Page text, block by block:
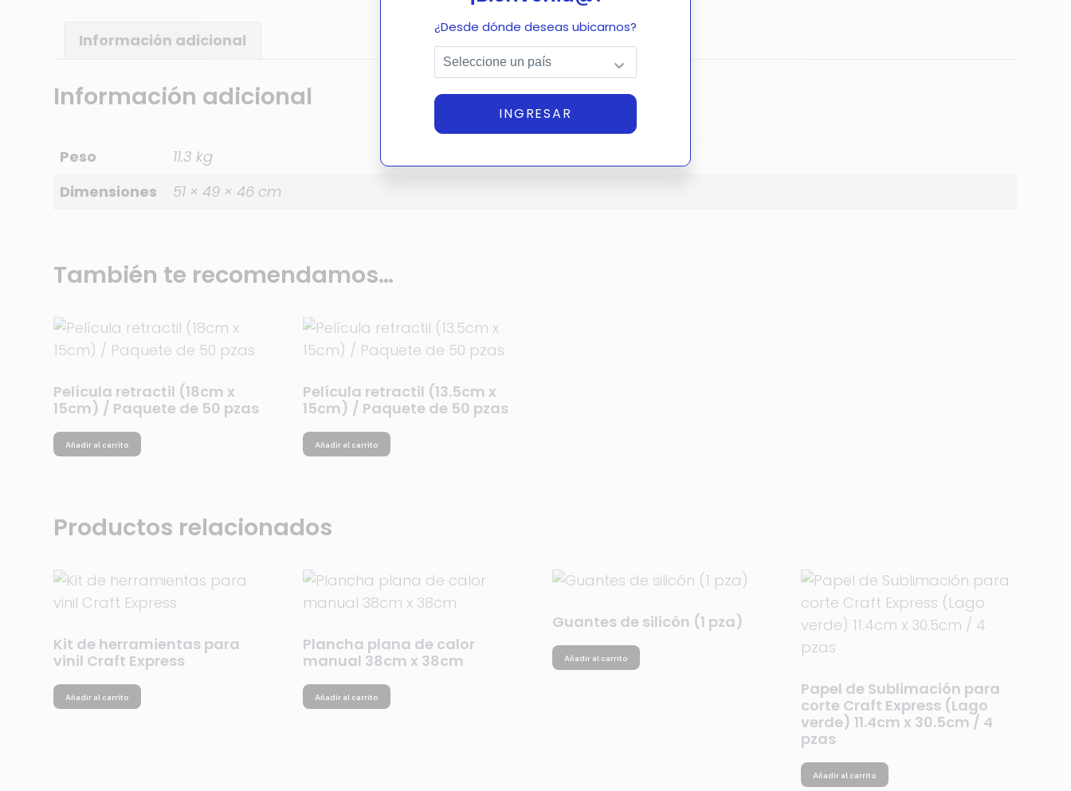
¿Desde dónde deseas ubicarnos?
INGRESAR
Información adicional
Información adicional
Peso
11.3 kg
Dimensiones
51 × 49 × 46 cm
También te recomendamos…
Película retractil (18cm x
15cm) / Paquete de 50 pzas
Añadir al carrito
Película retractil (13.5cm x
15cm) / Paquete de 50 pzas
Añadir al carrito
Productos relacionados
Kit de herramientas para
vinil Craft Express
Añadir al carrito
Plancha plana de calor
manual 38cm x 38cm
Añadir al carrito
Guantes de silicón (1 pza)
Añadir al carrito
Papel de Sublimación para
corte Craft Express (Lago
verde) 11.4cm x 30.5cm / 4
pzas
Añadir al carrito